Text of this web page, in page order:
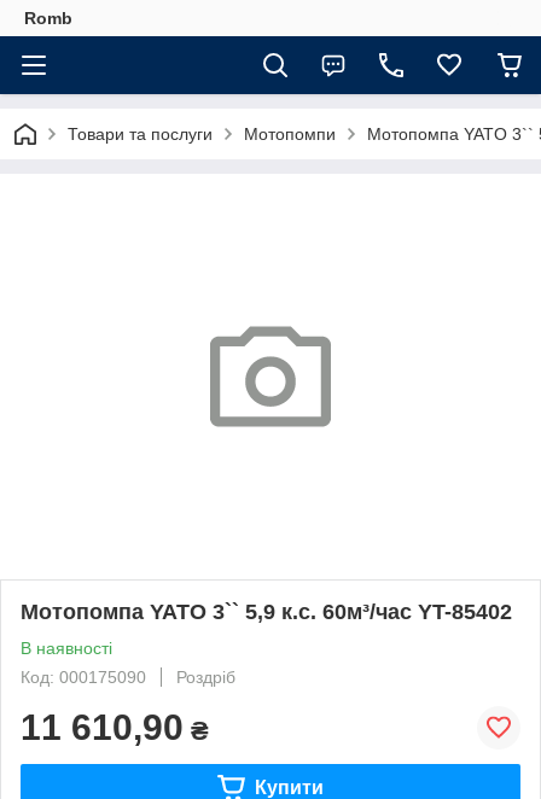
Romb
Товари та послуги Мотопомпи Мотопомпа YATO 3``
Мотопомпа YATO 3`` 5,9 к.с. 60м³/час YT-85402
В наявності
Код: 000175090
Роздріб
11 610,90 ₴
Купити